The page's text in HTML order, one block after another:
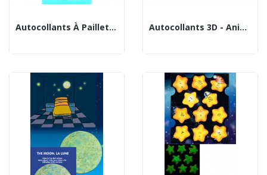
Autocollants À Paillettes Papillons Autocollants 3D - Animaux Sauvages